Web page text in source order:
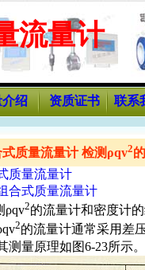
流量计
绍 资质证书 联系
质量流量计 检测ρqv2
质量流量计
合式质量流量计
ρqv2的流量计和密度计
2的流量计通常采用差
测量原理如图6-23所示。